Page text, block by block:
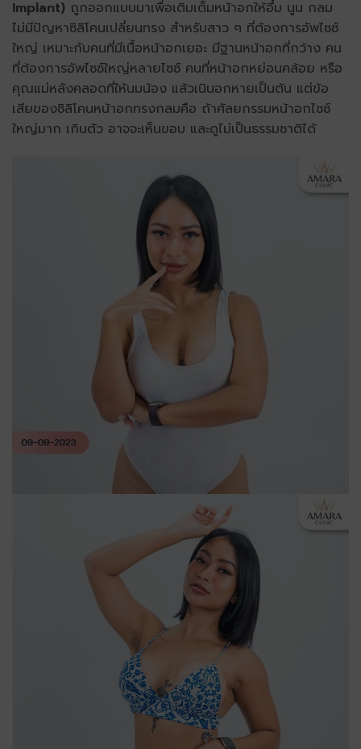
Implant) ถูกออกแบบมาเพื่อเติมเต็มหน้าอกให้อึ๋ม นูน กลม
ไม่มีปัญหาซิลิโคนเปลี่ยนทรง สำหรับสาว ๆ ที่ต้องการอัพไซซ์
ใหญ่ เหมาะกับคนที่มีเนื้อหน้าอกเยอะ มีฐานหน้าอกที่กว้าง คน
ที่ต้องการอัพไซซ์ใหญ่หลายไซซ์ คนที่หน้าอกหย่อนคล้อย หรือ
คุณแม่หลังคลอดที่ให้นมน้อง แล้วเนินอกหายเป็นต้น แต่ข้อ
เสียของซิลิโคนหน้าอกทรงกลมคือ ถ้าศัลยกรรมหน้าอกไซซ์
ใหญ่มาก เกินตัว อาจจะเห็นขอบ และดูไม่เป็นธรรมชาติได้